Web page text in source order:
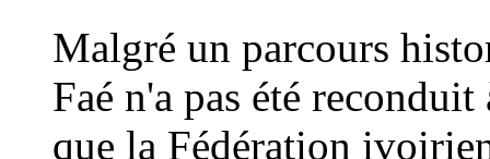
Malgré un parcours
Faé n'a pas été
que la Fédération